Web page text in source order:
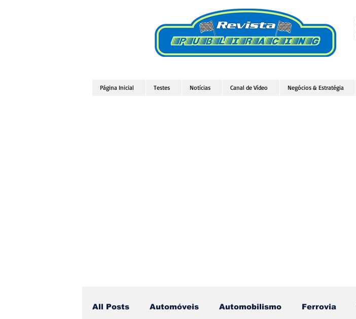
Página Inicial Testes Notícias Canal de Vídeo Negócios & Estratégia
All Posts Automóveis Automobilismo Ferrovia